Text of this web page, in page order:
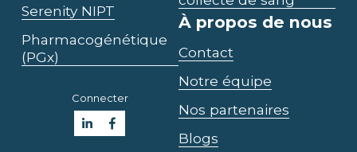
Serenity NIPT
Pharmacogénétique
(PGx)
À propos de nous
Contact
Notre équipe
Nos partenaires
Blogs
Connecter